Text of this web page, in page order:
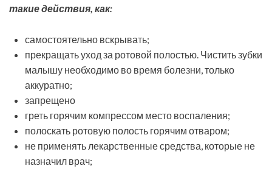
такие действия, как:
самостоятельно вскрывать;
прекращать уход за ротовой полостью. Чистить зубки
малышу необходимо во время болезни, только
аккуратно;
запрещено
греть горячим компрессом место воспаления;
полоскать ротовую полость горячим отваром;
не применять лекарственные средства, которые не
назначил врач;